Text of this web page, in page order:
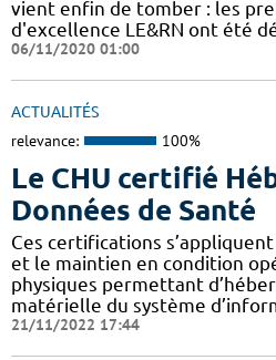
vient enfin de tomber : les
d'excellence LE&RN ont été
06/11/2020 01:00
ACTUALITÉS
relevance: 100%
Le CHU certifié
Données de Santé
Ces certifications
et le maintien en condition
physiques permettant
matérielle du système
21/11/2022 17:44